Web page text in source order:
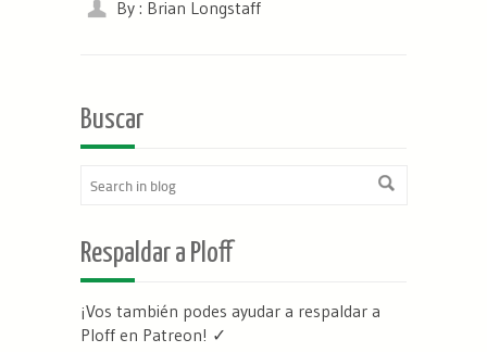
By : Brian Longstaff
Buscar
Respaldar a Ploff
¡Vos también podes ayudar a respaldar a
Ploff en Patreon! ✓